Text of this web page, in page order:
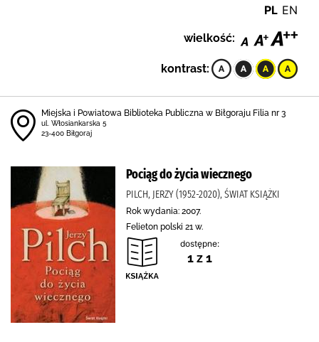
PL EN
wielkość:
kontrast:
Miejska i Powiatowa Biblioteka Publiczna w Biłgoraju Filia nr 3
ul. Włosiankarska 5
23-400 Biłgoraj
Pociąg do życia wiecznego
PILCH, JERZY (1952-2020), ŚWIAT KSIĄŻKI
Rok wydania: 2007.
Felieton polski 21 w.
dostępne:
1 z 1